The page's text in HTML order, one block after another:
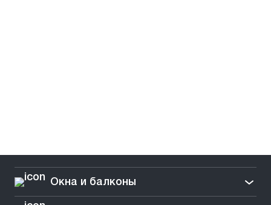
Окна и балконы